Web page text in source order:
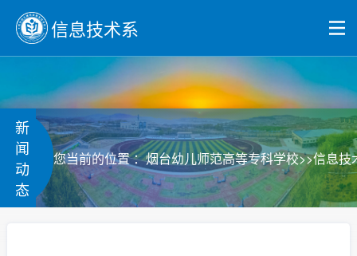
信息技术系
新
闻
动
态
您当前的位置 ：烟台幼儿师范高等专科学校>>信息技